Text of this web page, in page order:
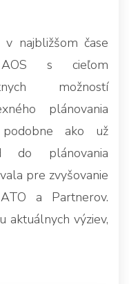
najbližšom čase
AOS s cieľom
možností
plánovania
ako už
do plánovania
pre zvyšovanie
a Partnerov.
aktuálnych výziev,